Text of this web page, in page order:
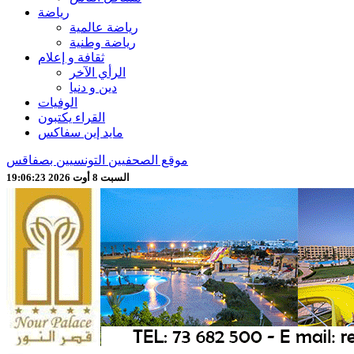
رياضة
رياضة عالمية
رياضة وطنية
ثقافة و إعلام
الرأي الآخر
دين و دنيا
الوفيات
القراء يكتبون
مايد إين سفاكس
موقع الصحفيين التونسيين بصفاقس
السبت 8 أوت 2026 19:06:25